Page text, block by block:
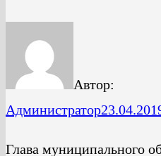
Автор:
Администратор
Глава муниципального